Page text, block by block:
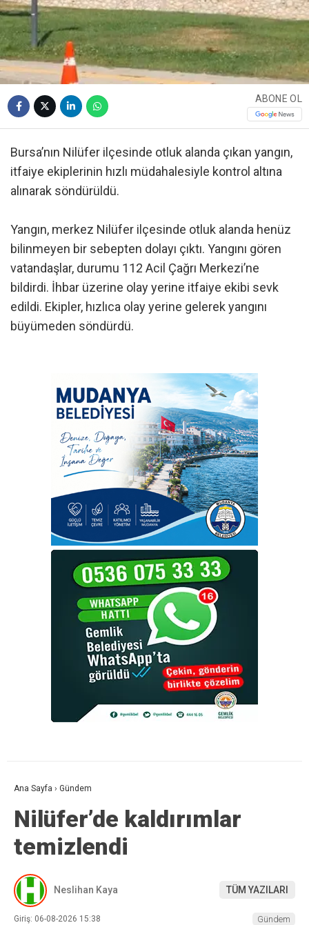
ABONE OL
Bursa’nın Nilüfer ilçesinde otluk alanda çıkan yangın,
itfaiye ekiplerinin hızlı müdahalesiyle kontrol altına
alınarak söndürüldü.
Yangın, merkez Nilüfer ilçesinde otluk alanda henüz
bilinmeyen bir sebepten dolayı çıktı. Yangını gören
vatandaşlar, durumu 112 Acil Çağrı Merkezi’ne
bildirdi. İhbar üzerine olay yerine itfaiye ekibi sevk
edildi. Ekipler, hızlıca olay yerine gelerek yangını
büyümeden söndürdü.
Ana Sayfa › Gündem
Nilüfer’de kaldırımlar
temizlendi
Neslihan Kaya TÜM YAZILARI
Giriş: 06-08-2026 15:38
Gündem